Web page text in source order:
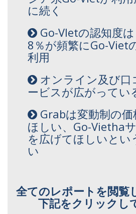
に続く
Go-VIetの認知度は
8％が頻繁にGo-Viet
利用
オンライン及び口
ービスが広がってい
Grabは変動制の
ほしい、Go-Vietha
を広げてほしいとい
い
全てのレポートを閲覧
下記をクリックし